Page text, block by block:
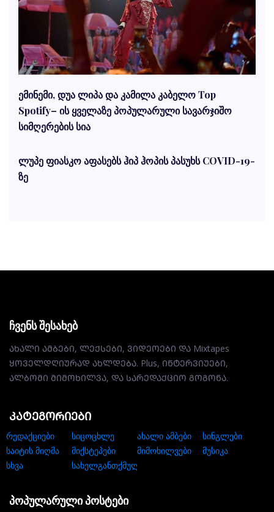
ემინემი, დუა ლიპა და კამილა კაბელო Top
Spotify– ის ყველაზე პოპულარული სავარჯიშო
სიმღერების სია
ლუპე ფიასკო აფასებს ჰიპ ჰოპის პასუხს COVID-19-
ზე
ჩვენს შესახებ
ᲐᲮᲐᲚᲘ ᲐᲛᲑᲔᲑᲘ, ᲚᲔᲥᲡᲔᲑᲘ, ᲕᲘᲓᲔᲝᲔᲑᲘ ᲓᲐ Mixtapes
ᲧᲝᲕᲔᲚᲓᲦᲘᲣᲠᲐᲓ ᲐᲮᲚᲓᲔᲑᲐ. Plus, ᲘᲜᲢᲔᲠᲕᲘᲣᲔᲑᲘ,
ᲐᲚᲑᲝᲛᲘ ᲛᲘᲛᲝᲮᲘᲚᲕᲐ, ᲓᲐ ᲡᲐᲠᲔᲓᲐᲥᲪᲘᲝ ᲒᲝᲒᲝᲜᲐ.
ᲙᲐᲢᲔᲒᲝᲠᲘᲔᲑᲘ
რედაქციები სიცოცხლე ახალი ამბები
სინგლები
საიტის მიღმა
მიქსტეპები მიმოხილვები
მუსიკა
სხვა
სახელგანთქმული
პოპულარული პოსტები